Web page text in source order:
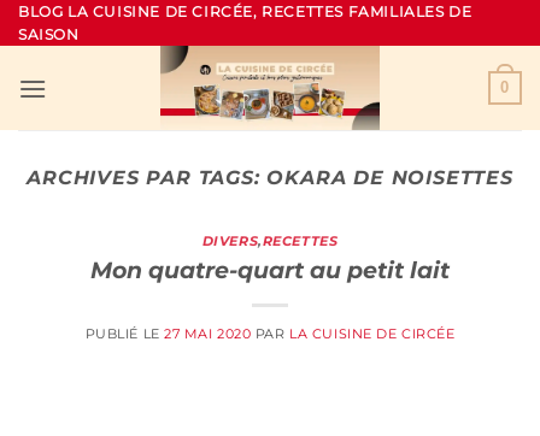
Passer
au
BLOG LA CUISINE DE CIRCÉE, RECETTES FAMILIALES DE
SAISON
0
ARCHIVES PAR TAGS:OKARA DE NOISETTES
DIVERS,RECETTES
Mon quatre-quart au petit lait
PUBLIÉ LE27 MAI 2020 PAR LA CUISINE DE CIRCÉE